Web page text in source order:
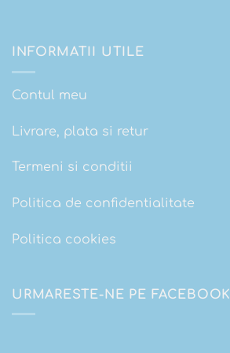
INFORMATII UTILE
Contul meu
Livrare, plata si retur
Termeni si conditii
Politica de confidentialitate
Politica cookies
URMARESTE-NE PE FACEBOOK